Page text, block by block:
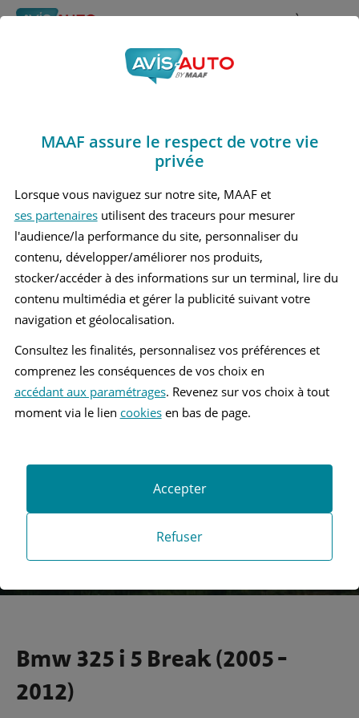
Rechercher À propos
Obtenir un devis d'assurance auto MAAF
Avis Bmw 325 i 5 Break
(2005 - 2012)
Recherche d'un véhicule
Comparer deux véhicules
Recherche
Recherche avancée
Bmw 325 i 5 Break (2005 -
2012)
MAAF assure le respect de votre vie
privée
Lorsque vous naviguez sur notre site, MAAF et
ses partenairesutilisent des traceurs pour mesurer
l'audience/la performance du site, personnaliser du
contenu, développer/améliorer nos produits,
stocker/accéder à des informations sur un terminal, lire du
contenu multimédia et gérer la publicité suivant votre
navigation et géolocalisation.
Consultez les finalités, personnalisez vos préférences et
comprenez les conséquences de vos choix en
accédant aux paramétrages. Revenez sur vos choix à tout
moment via le lien cookiesen bas de page.
Refuser
Accepter